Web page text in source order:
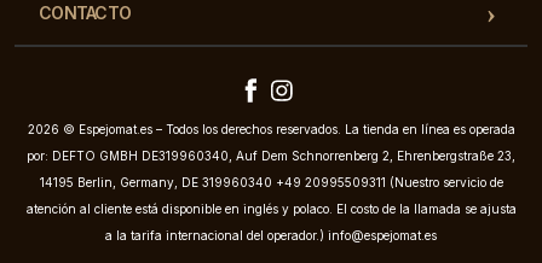
CONTACTO
2026 © Espejomat.es – Todos los derechos reservados. La tienda en línea es operada
por: DEFTO GMBH DE319960340, Auf Dem Schnorrenberg 2, Ehrenbergstraße 23,
14195 Berlin, Germany, DE 319960340 +49 20995509311 (Nuestro servicio de
atención al cliente está disponible en inglés y polaco. El costo de la llamada se ajusta
a la tarifa internacional del operador.) info@espejomat.es